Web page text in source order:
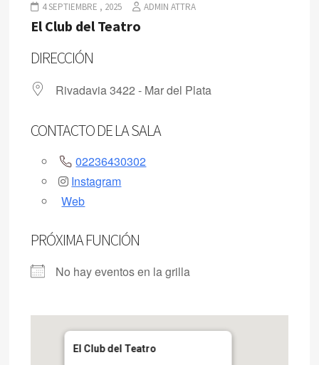
4 SEPTIEMBRE , 2025 ADMIN ATTRA
El Club del Teatro
DIRECCIÓN
Rivadavia 3422 - Mar del Plata
CONTACTO DE LA SALA
02236430302
Instagram
Web
PRÓXIMA FUNCIÓN
No hay eventos en la grilla
El Club del Teatro